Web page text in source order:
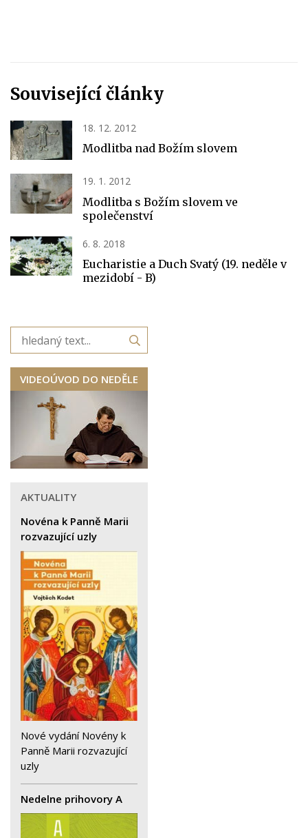
Související články
18. 12. 2012
Modlitba nad Božím slovem
19. 1. 2012
Modlitba s Božím slovem ve
společenství
6. 8. 2018
Eucharistie a Duch Svatý (19. neděle v
mezidobí - B)
VIDEOÚVOD DO NEDĚLE
AKTUALITY
Novéna k Panně Marii
rozvazující uzly
Nové vydání Novény k
Panně Marii rozvazující
uzly
Nedelne prihovory A